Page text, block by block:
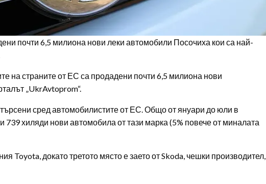
почти 6,5 милиона нови леки автомобили Посочиха кои са най-
на страните от ЕС са продадени почти 6,5 милиона нови
„UkrAvtoprom“.
сред автомобилистите от ЕС. Общо от януари до юли в
739 хиляди нови автомобила от тази марка (5% повече от миналата
Toyota, докато третото място е заето от Skoda, чешки производител,